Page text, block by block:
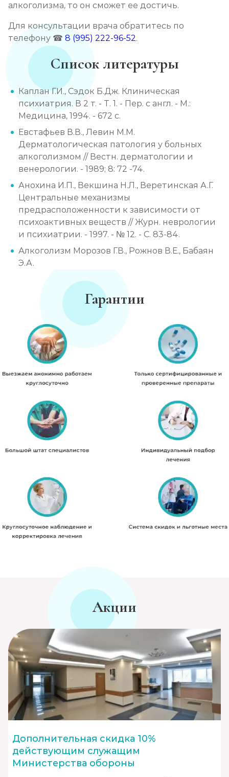
алкоголизма, то он сможет ее достичь.
Для консультации врача обратитесь по
телефону ☎ 8 (995) 222-96-52.
Список литературы
Каплан Г.И., Сэдок Б.Дж. Клиническая
психиатрия. В 2 т. - Т. 1. - Пер. с англ. - М.:
Медицина, 1994. - 672 с.
Евстафьев В.В., Левин М.М.
Дерматологическая патология у больных
алкоголизмом // Вестн. дерматологии и
венерологии. - 1989; 8: 72 -74.
Анохина И.П., Векшина Н.Л., Веретинская А.Г.
Центральные механизмы
предрасположенности к зависимости от
психоактивных веществ // Журн. неврологии
и психиатрии. - 1997. - № 12. - C. 83-84.
Алкоголизм Морозов Г.В., Рожнов В.Е., Бабаян
Э.А.
Гарантии
Акции
Дополнительная скидка 10%
действующим служащим
Министерства обороны